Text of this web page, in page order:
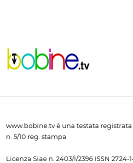
www.bobine.tv è una testata
n. 5/10 reg. stampa
Licenza Siae n. 2403/I/2396 ISSN 2724-